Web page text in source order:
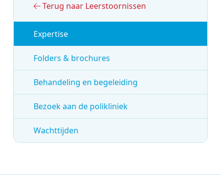
Terug naar Leerstoornissen
Expertise
Folders & brochures
Behandeling en begeleiding
Bezoek aan de polikliniek
Wachttijden